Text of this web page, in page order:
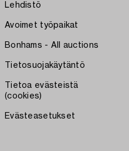
Lehdistö
Avoimet työpaikat
Bonhams - All auctions
Tietosuojakäytäntö
Tietoa evästeistä
(cookies)
Evästeasetukset